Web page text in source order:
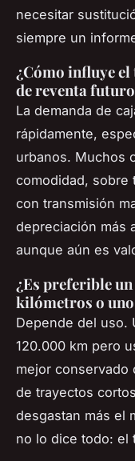
necesitar
siempre un
¿Cómo influye
de reventa
La demanda de
rápidamente,
urbanos. Muchos
comodidad, sobre
con transmisión
depreciación más
aunque aún es
¿Es preferible
kilómetros o
Depende del uso.
120.000 km pero
mejor conservado
de trayectos
desgastan más el
no lo dice todo: el